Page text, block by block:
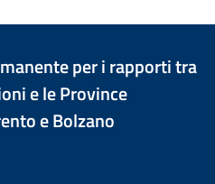
per i rapporti tra
e le Province
e Bolzano